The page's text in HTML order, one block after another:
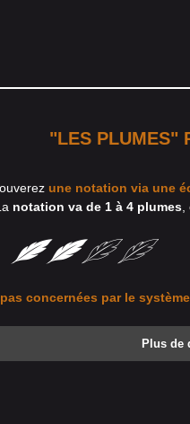
"LES PLUMES"
une notation via une
notation va de 1 à 4 plumes
concernées par le
Plus de